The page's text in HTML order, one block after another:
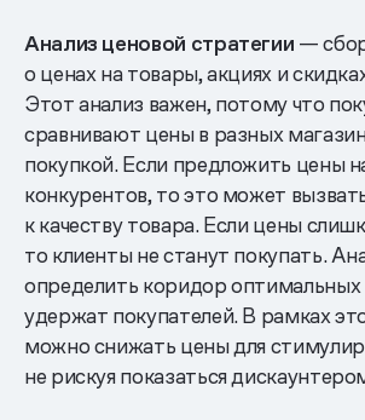
Анализ ценовой стратегии —
о ценах на товары, акциях и
Этот анализ важен, потому что
сравнивают цены в разных
покупкой. Если предложить цены
конкурентов, то это может
к качеству товара. Если цены
то клиенты не станут покупать.
определить коридор
удержат покупателей. В рамках
можно снижать цены для
не рискуя показаться